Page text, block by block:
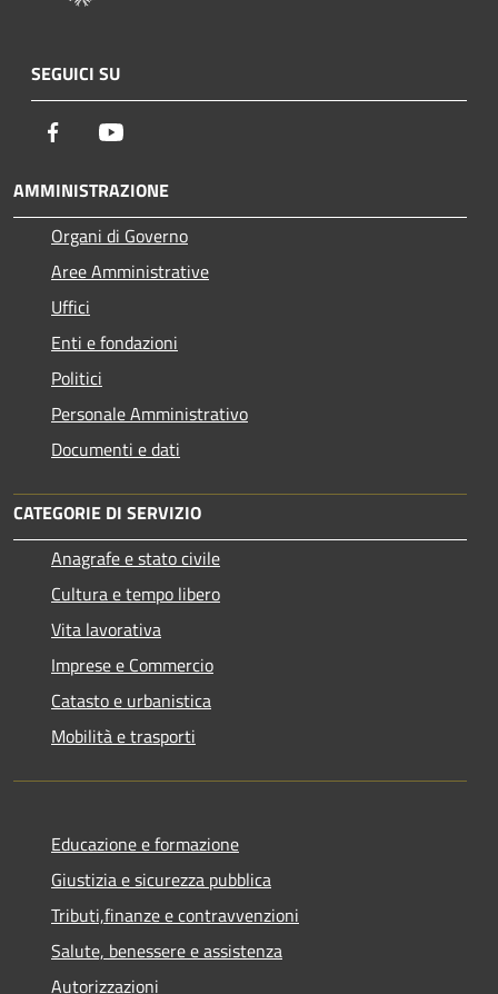
SEGUICI SU
Facebook
AMMINISTRAZIONE
Organi di Governo
Aree Amministrative
Uffici
Enti e fondazioni
Politici
Personale Amministrativo
Documenti e dati
CATEGORIE DI SERVIZIO
Anagrafe e stato civile
Cultura e tempo libero
Vita lavorativa
Imprese e Commercio
Catasto e urbanistica
Mobilità e trasporti
Educazione e formazione
Giustizia e sicurezza pubblica
Tributi,finanze e contravvenzioni
Salute, benessere e assistenza
Autorizzazioni